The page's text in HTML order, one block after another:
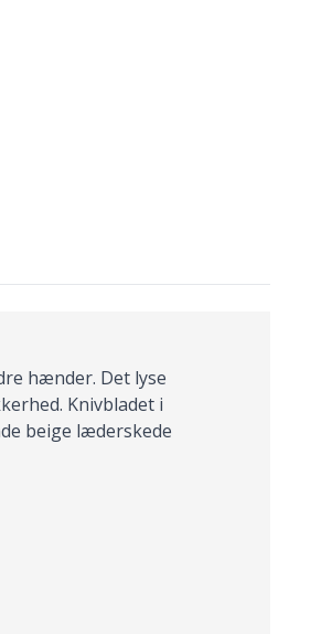
hænder. Det lyse
Knivbladet i
beige læderskede